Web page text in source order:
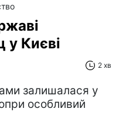
у Києві
2 хв
залишалася у
особливий